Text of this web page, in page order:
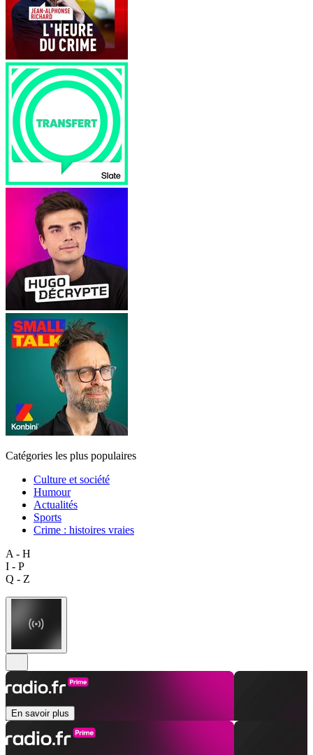
Catégories les plus populaires
Culture et société
Humour
Actualités
Sports
Crime : histoires vraies
A - H
I - P
Q - Z
En savoir plus